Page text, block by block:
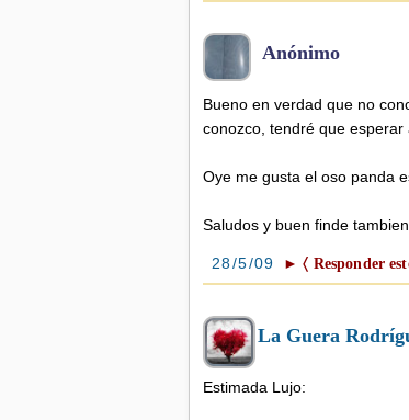
Anónimo
Bueno en verdad que no
conozco, tendré que esperar
Oye me gusta el oso panda
Saludos y buen finde
28/5/09 ► 〈 Responder
La Guera
Estimada Lujo: